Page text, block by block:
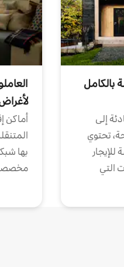
بالكامل
إلى
تحتوي
للإيجار
التي
أماكن
بها